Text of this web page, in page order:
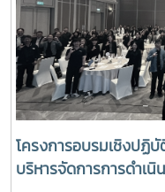
ความเสี่ยง จุฬาลงกรณ์
ด้านการาบริหารความเสี่
เปลี่ยนประสบการณ์แก่ผู้เ
โครงการประกอบด้วย - เ
เกี่ยวข้องกับการบริหารอ
ประเด็นความเสี่ยง - การ
การกำหนดประเด็นความเ
การวัด ประเมินผล และก
โครงการอบรมเชิงปฏิ
บริหารจัดการการดำเ